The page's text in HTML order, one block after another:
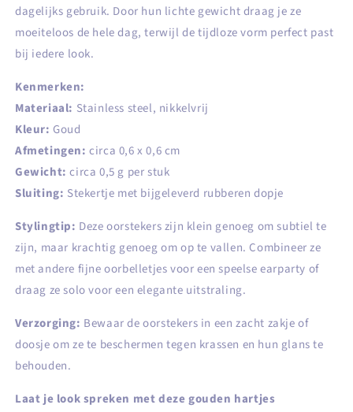
dagelijks gebruik. Door hun lichte gewicht draag je ze
moeiteloos de hele dag, terwijl de tijdloze vorm perfect past
bij iedere look.
Kenmerken:
Materiaal: Stainless steel, nikkelvrij
Kleur: Goud
Afmetingen: circa 0,6 x 0,6 cm
Gewicht: circa 0,5 g per stuk
Sluiting: Stekertje met bijgeleverd rubberen dopje
Stylingtip: Deze oorstekers zijn klein genoeg om subtiel te
zijn, maar krachtig genoeg om op te vallen. Combineer ze
met andere fijne oorbelletjes voor een speelse earparty of
draag ze solo voor een elegante uitstraling.
Verzorging: Bewaar de oorstekers in een zacht zakje of
doosje om ze te beschermen tegen krassen en hun glans te
behouden.
Laat je look spreken met deze gouden hartjes